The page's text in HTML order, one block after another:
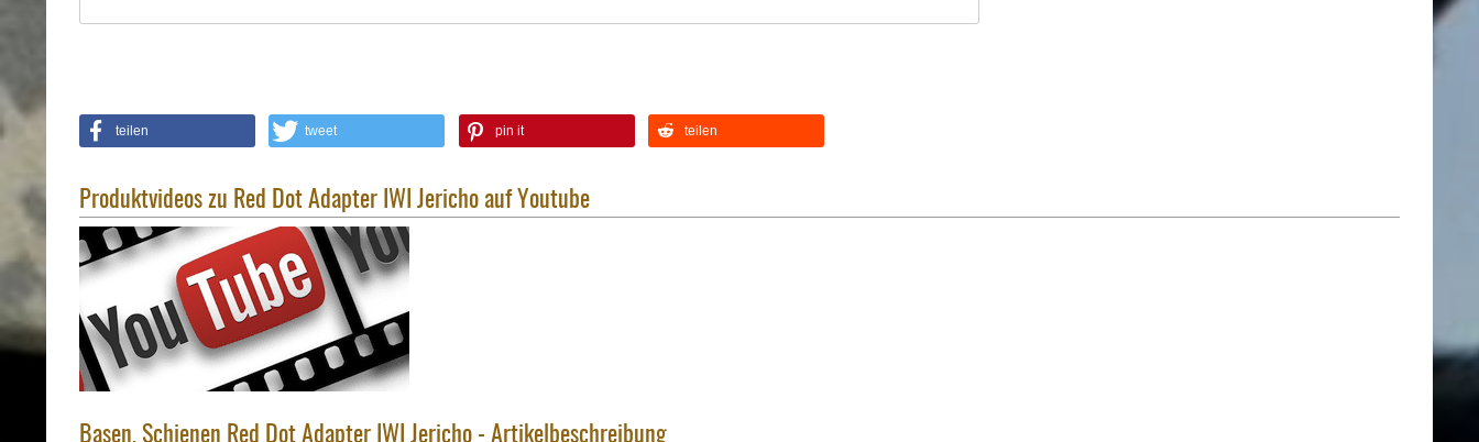
teilen tweet pin it teilen
Produktvideos zu Red Dot Adapter IWI Jericho auf Youtube
Basen, Schienen Red Dot Adapter IWI Jericho - Artikelbeschreibung